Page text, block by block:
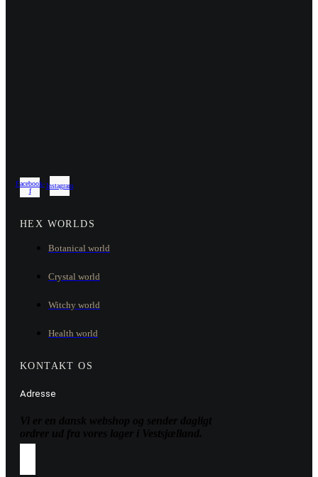
Facebook-
f
Instagram
HEX WORLDS
Botanical world
Crystal world
Witchy world
Health world
KONTAKT OS
Adresse